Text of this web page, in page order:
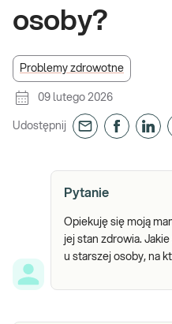
osoby?
Problemy zdrowotne
09 lutego 2026
Udostępnij
Pytanie
Opiekuję się moją
jej stan zdrowia.
u starszej osoby, na